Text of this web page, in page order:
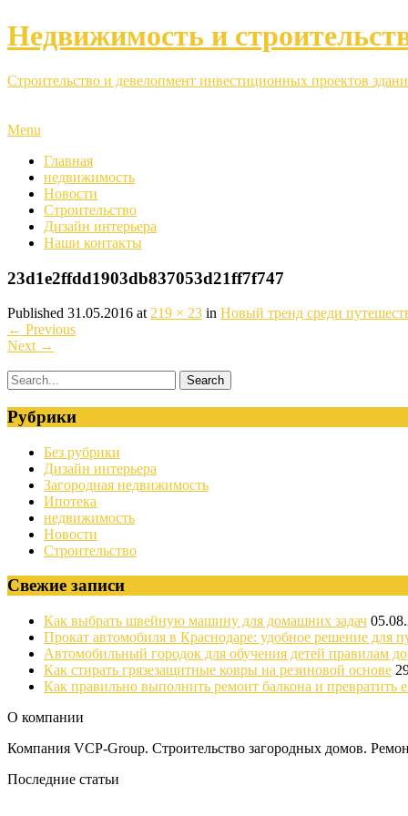
Недвижимость и
Строительство и девелопмент инвестиционных проектов
Menu
Главная
недвижимость
Новости
Строительство
Дизайн интерьера
Наши контакты
23d1e2ffdd1903db837053d21ff7f747
Published 31.05.2016 at 219 × 23 in Новый тренд среди
← Previous
Next →
Рубрики
Без рубрики
Дизайн интерьера
Загородная недвижимость
Ипотека
недвижимость
Новости
Строительство
Свежие записи
Как выбрать швейную машину для домашних задач
Прокат автомобиля в Краснодаре: удобное решение для
Автомобильный городок для обучения детей правилам
Как стирать грязезащитные ковры на резиновой основе
Как правильно выполнить ремонт балкона и превратить
О компании
Компания VCP-Group. Строительство загородных домов.
Последние статьи